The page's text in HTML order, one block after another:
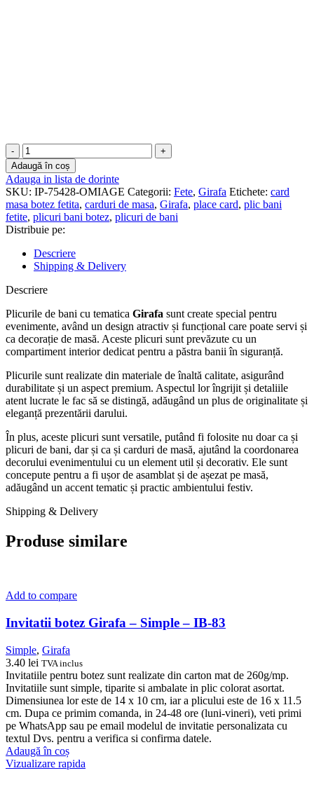
Cantitate
Plicuri
bani
botez
fete
-
Girafa
-
CMF-
02
Adaugă în coș
Adauga in lista de dorinte
SKU: IP-75428-OMIAGE Categorii: Fete, Girafa Etichete: card
masa botez fetita, carduri de masa, Girafa, place card, plic bani
fetite, plicuri bani botez, plicuri de bani
Distribuie pe:
Descriere
Shipping & Delivery
Descriere
Plicurile de bani cu tematica Girafa sunt create special pentru
evenimente, având un design atractiv și funcțional care poate servi și
ca decorație de masă. Aceste plicuri sunt prevăzute cu un
compartiment interior dedicat pentru a păstra banii în siguranță.
Plicurile sunt realizate din materiale de înaltă calitate, asigurând
durabilitate și un aspect premium. Aspectul lor îngrijit și detaliile
atent lucrate le fac să se distingă, adăugând un plus de originalitate și
eleganță prezentării darului.
În plus, aceste plicuri sunt versatile, putând fi folosite nu doar ca și
plicuri de bani, dar și ca și carduri de masă, ajutând la coordonarea
decorului evenimentului cu un element util și decorativ. Ele sunt
concepute pentru a fi ușor de asamblat și de așezat pe masă,
adăugând un accent tematic și practic ambientului festiv.
Shipping & Delivery
Produse similare
Add to compare
Invitatii botez Girafa – Simple – IB-83
Simple, Girafa
3.40 lei TVA inclus
Invitatiile pentru botez sunt realizate din carton mat de 260g/mp.
Invitatiile sunt simple, tiparite si ambalate in plic colorat asortat.
Dimensiunea lor este de 14 x 10 cm, iar a plicului este de 16 x 11.5
cm. Dupa ce primim comanda, in 24-48 ore (luni-vineri), veti primi
pe WhatsApp sau pe email modelul de invitatie personalizata cu
textul Dvs. pentru a verifica si confirma datele.
Adaugă în coș
Vizualizare rapida